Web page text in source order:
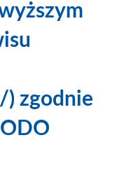
zgodnie